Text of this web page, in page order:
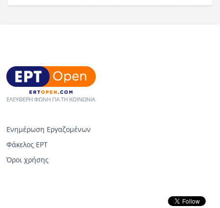
Ενημέρωση Εργαζομένων
Φάκελος ΕΡΤ
Όροι χρήσης